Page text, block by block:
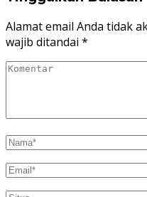
Alamat email Anda tidak
wajib ditandai *